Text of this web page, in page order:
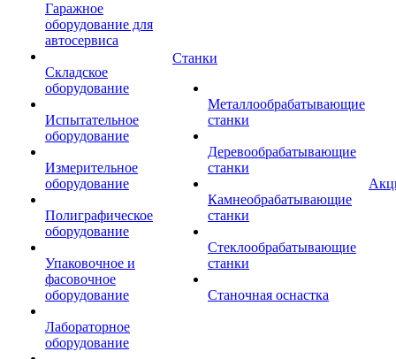
Гаражное
оборудование для
автосервиса
Складское
оборудование
Испытательное
оборудование
Измерительное
оборудование
Полиграфическое
оборудование
Упаковочное и
фасовочное
оборудование
Лабораторное
оборудование
Станки
Металлообрабатывающие
станки
Деревообрабатывающие
станки
Камнеобрабатывающие
станки
Стеклообрабатывающие
станки
Станочная оснастка